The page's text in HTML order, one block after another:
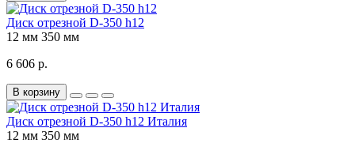
Диск отрезной D-350 h12
12 мм 350 мм
6 606 р.
В корзину
Диск отрезной D-350 h12 Италия
12 мм 350 мм